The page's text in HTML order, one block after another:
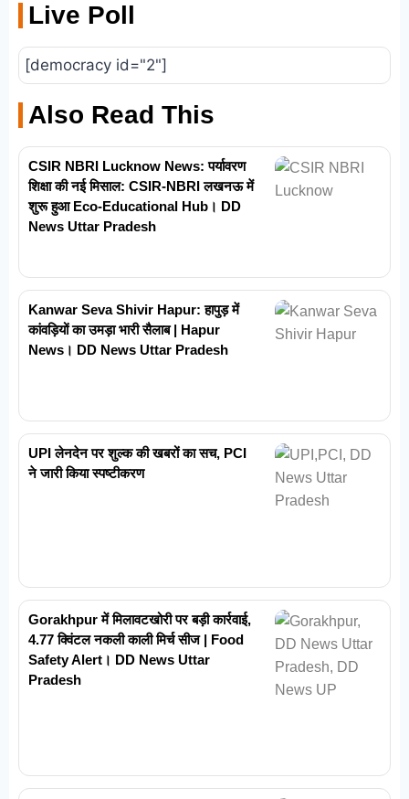
Live Poll
[democracy id="2"]
Also Read This
CSIR NBRI Lucknow News: पर्यावरण
शिक्षा की नई मिसाल: CSIR-NBRI लखनऊ में
शुरू हुआ Eco-Educational Hub। DD
News Uttar Pradesh
Kanwar Seva Shivir Hapur: हापुड़ में
कांवड़ियों का उमड़ा भारी सैलाब | Hapur
News। DD News Uttar Pradesh
UPI लेनदेन पर शुल्क की खबरों का सच, PCI
ने जारी किया स्पष्टीकरण
Gorakhpur में मिलावटखोरी पर बड़ी कार्रवाई,
4.77 क्विंटल नकली काली मिर्च सीज | Food
Safety Alert। DD News Uttar
Pradesh